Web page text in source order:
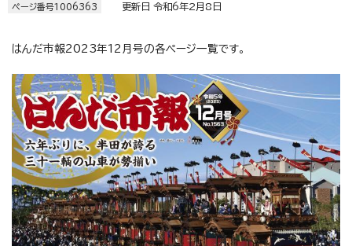
ページ番号1006363 更新日 令和6年2月8日
はんだ市報2023年12月号の各ページ一覧です。